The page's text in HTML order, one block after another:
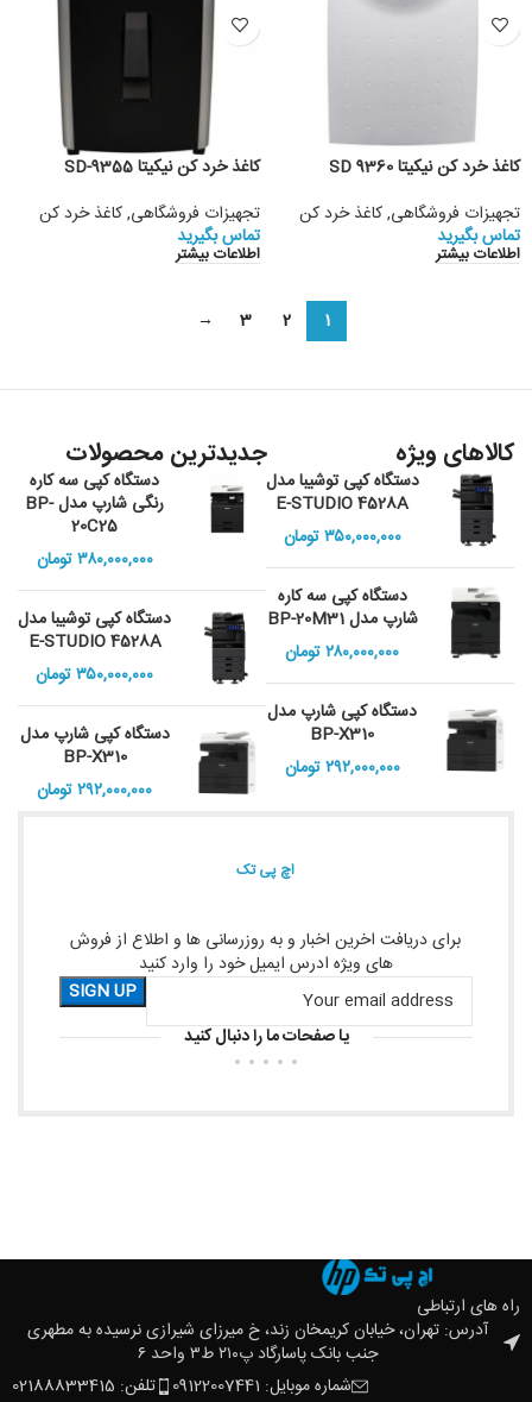
کاغذ خرد کن نیکیتا SD 9360
تجهیزات فروشگاهی,کاغذ خرد کن
تماس بگیرید
اطلاعات بیشتر
کاغذ خرد کن نیکیتا SD-9355
تجهیزات فروشگاهی,کاغذ خرد کن
تماس بگیرید
اطلاعات بیشتر
1
2
3
→
کالاهای ویژه
دستگاه کپی توشیبا مدل
E-STUDIO 4528A
۳۵۰,۰۰۰,۰۰۰تومان
دستگاه کپی سه کاره
شارپ مدل BP-20M31
۲۸۰,۰۰۰,۰۰۰تومان
دستگاه کپی شارپ مدل
BP-X310
۲۹۲,۰۰۰,۰۰۰تومان
جدیدترین محصولات
دستگاه کپی سه کاره
رنگی شارپ مدل BP-
20C25
۳۸۰,۰۰۰,۰۰۰تومان
دستگاه کپی توشیبا مدل
E-STUDIO 4528A
۳۵۰,۰۰۰,۰۰۰تومان
دستگاه کپی شارپ مدل
BP-X310
۲۹۲,۰۰۰,۰۰۰تومان
اچ پی تک
برای دریافت اخرین اخبار و به روزرسانی ها و اطلاع از فروش
های ویژه ادرس ایمیل خود را وارد کنید
یا صفحات ما را دنبال کنید
راه های ارتباطی
آدرس: تهران، خیابان کریمخان زند، خ میرزای شیرازی نرسیده به مطهری
جنب بانک پاسارگاد پ۲۱۰ ط۳ واحد ۶
تلفن: 02188833415
شماره موبایل: 09122007441